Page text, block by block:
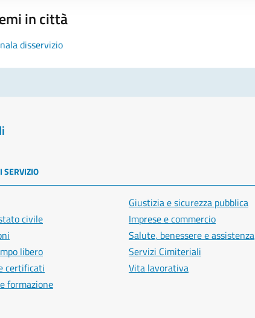
in città
disservizio
SERVIZIO
civile
libero
certificati
formazione
Giustizia e sicurezza pubblica
Imprese e commercio
Salute, benessere e assistenza
Servizi Cimiteriali
Vita lavorativa